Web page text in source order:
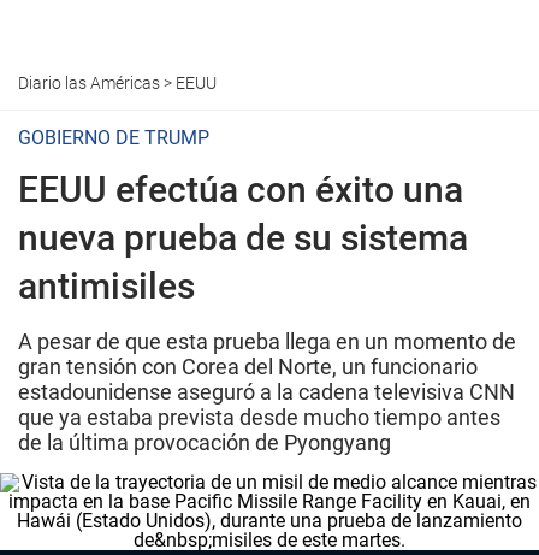
Diario las Américas> EEUU
GOBIERNO DE TRUMP
EEUU efectúa con éxito una
nueva prueba de su sistema
antimisiles
A pesar de que esta prueba llega en un momento de
gran tensión con Corea del Norte, un funcionario
estadounidense aseguró a la cadena televisiva CNN
que ya estaba prevista desde mucho tiempo antes
de la última provocación de Pyongyang